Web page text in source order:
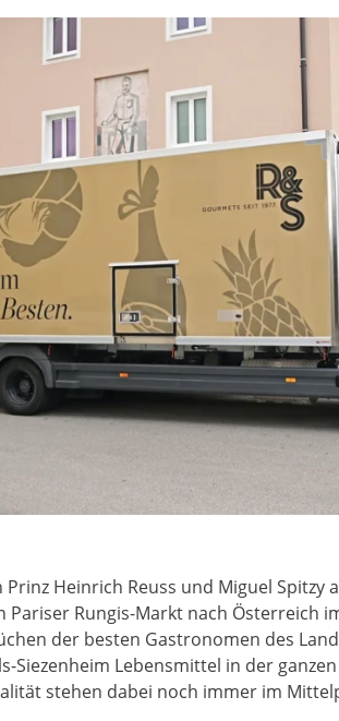
Heinrich Reuss und Miguel Spitzy
Pariser Rungis-Markt nach Österreich
der besten Gastronomen des
Siezenheim Lebensmittel in der
stehen dabei noch immer im